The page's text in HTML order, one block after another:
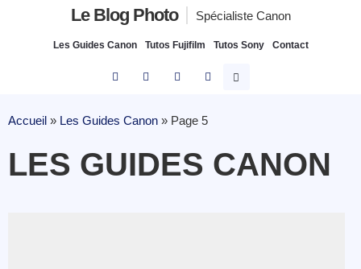
Le Blog Photo Spécialiste Canon
Les Guides Canon Tutos Fujifilm Tutos Sony Contact
Accueil » Les Guides Canon » Page 5
LES GUIDES CANON